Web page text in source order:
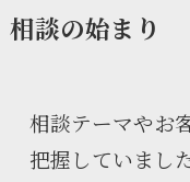
相談の始まり
相談テーマやお
把握していました